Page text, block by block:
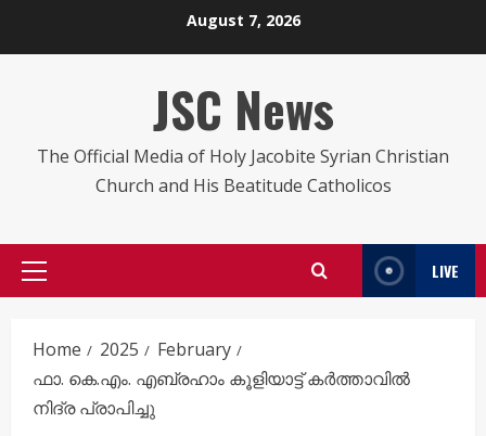
August 7, 2026
JSC News
The Official Media of Holy Jacobite Syrian Christian
Church and His Beatitude Catholicos
Primary
LIVE
Home 2025
February
ഫാ. കെ.എം. എബ്രഹാം കൂളിയാട്ട് കർത്താവിൽ
നിദ്ര പ്രാപിച്ചു